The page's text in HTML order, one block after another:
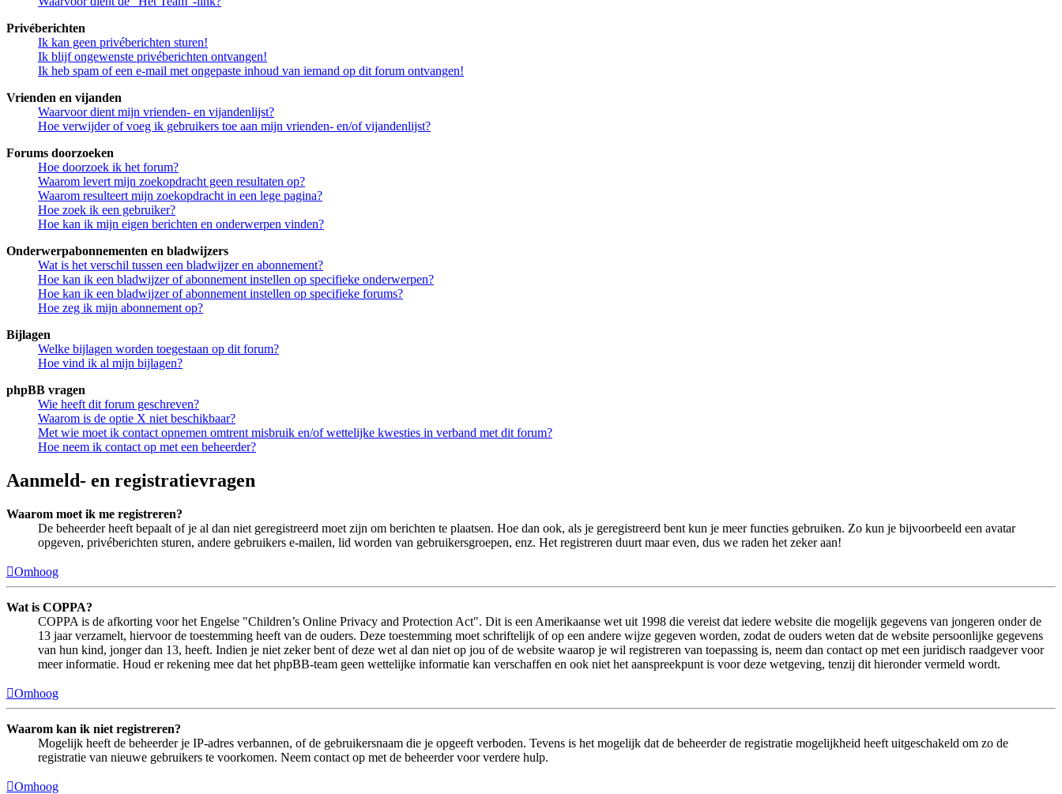
Privéberichten
Ik kan geen privéberichten sturen!
Ik blijf ongewenste privéberichten ontvangen!
Ik heb spam of een e-mail met ongepaste inhoud van iemand op dit forum ontvangen!
Vrienden en vijanden
Waarvoor dient mijn vrienden- en vijandenlijst?
Hoe verwijder of voeg ik gebruikers toe aan mijn vrienden- en/of vijandenlijst?
Forums doorzoeken
Hoe doorzoek ik het forum?
Waarom levert mijn zoekopdracht geen resultaten op?
Waarom resulteert mijn zoekopdracht in een lege pagina?
Hoe zoek ik een gebruiker?
Hoe kan ik mijn eigen berichten en onderwerpen vinden?
Onderwerpabonnementen en bladwijzers
Wat is het verschil tussen een bladwijzer en abonnement?
Hoe kan ik een bladwijzer of abonnement instellen op specifieke onderwerpen?
Hoe kan ik een bladwijzer of abonnement instellen op specifieke forums?
Hoe zeg ik mijn abonnement op?
Bijlagen
Welke bijlagen worden toegestaan op dit forum?
Hoe vind ik al mijn bijlagen?
phpBB vragen
Wie heeft dit forum geschreven?
Waarom is de optie X niet beschikbaar?
Met wie moet ik contact opnemen omtrent misbruik en/of wettelijke kwesties in verband met dit forum?
Hoe neem ik contact op met een beheerder?
Aanmeld- en registratievragen
Waarom moet ik me registreren?
De beheerder heeft bepaalt of je al dan niet geregistreerd moet zijn om berichten te plaatsen. Hoe dan ook, als je geregistreerd bent kun je meer functies gebruiken. Zo kun je bijvoorbeeld een avatar
opgeven, privéberichten sturen, andere gebruikers e-mailen, lid worden van gebruikersgroepen, enz. Het registreren duurt maar even, dus we raden het zeker aan!
Omhoog
Wat is COPPA?
COPPA is de afkorting voor het Engelse "Children’s Online Privacy and Protection Act". Dit is een Amerikaanse wet uit 1998 die vereist dat iedere website die mogelijk gegevens van jongeren onder de
13 jaar verzamelt, hiervoor de toestemming heeft van de ouders. Deze toestemming moet schriftelijk of op een andere wijze gegeven worden, zodat de ouders weten dat de website persoonlijke gegevens
van hun kind, jonger dan 13, heeft. Indien je niet zeker bent of deze wet al dan niet op jou of de website waarop je wil registreren van toepassing is, neem dan contact op met een juridisch raadgever voor
meer informatie. Houd er rekening mee dat het phpBB-team geen wettelijke informatie kan verschaffen en ook niet het aanspreekpunt is voor deze wetgeving, tenzij dit hieronder vermeld wordt.
Omhoog
Waarom kan ik niet registreren?
Mogelijk heeft de beheerder je IP-adres verbannen, of de gebruikersnaam die je opgeeft verboden. Tevens is het mogelijk dat de beheerder de registratie mogelijkheid heeft uitgeschakeld om zo de
registratie van nieuwe gebruikers te voorkomen. Neem contact op met de beheerder voor verdere hulp.
Omhoog